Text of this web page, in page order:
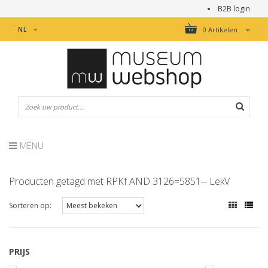
B2B login
0 Artikelen
NL
MENU
Producten getagd met RPKf AND 3126=5851-- LekV
Sorteren op:
PRIJS